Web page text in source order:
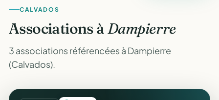
CALVADOS
Associations àDampierre
3 associations référencées à Dampierre
(Calvados).